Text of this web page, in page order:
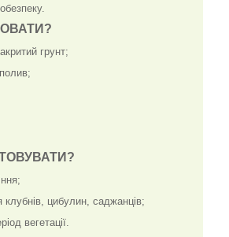
грунт;
клубнів, цибулин, саджанців;
вегетації.